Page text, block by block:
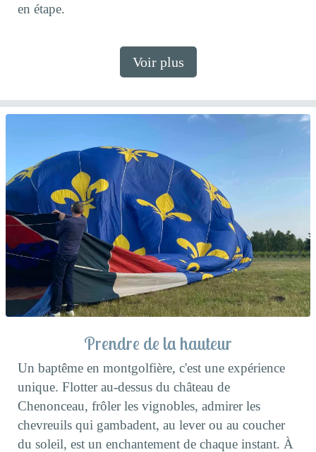
en étape.
Voir plus
Prendre de la hauteur
Un baptême en montgolfière, c'est une expérience
unique. Flotter au-dessus du château de
Chenonceau, frôler les vignobles, admirer les
chevreuils qui gambadent, au lever ou au coucher
du soleil, est un enchantement de chaque instant. À